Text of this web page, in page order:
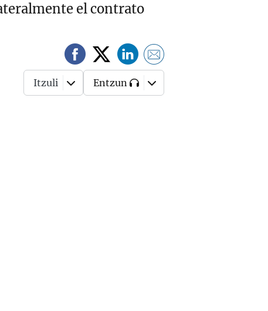
el contrato
Itzuli Entzun